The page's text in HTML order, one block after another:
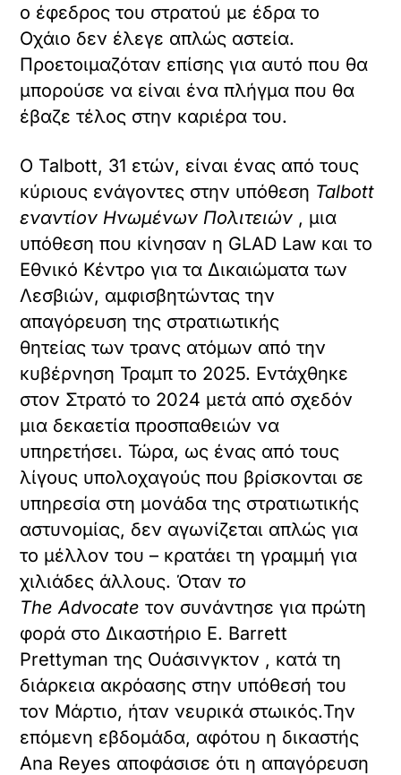
ο έφεδρος του στρατού με έδρα το
Οχάιο δεν έλεγε απλώς αστεία.
Προετοιμαζόταν επίσης για αυτό που θα
μπορούσε να είναι ένα πλήγμα που θα
έβαζε τέλος στην καριέρα του.
Ο Talbott, 31 ετών, είναι ένας από τους
κύριους ενάγοντες στην υπόθεση Talbott
εναντίον Ηνωμένων Πολιτειών , μια
υπόθεση που κίνησαν η GLAD Law και το
Εθνικό Κέντρο για τα Δικαιώματα των
Λεσβιών, αμφισβητώντας την
απαγόρευση της στρατιωτικής
θητείας των τρανς ατόμων από την
κυβέρνηση Τραμπ το 2025. Εντάχθηκε
στον Στρατό το 2024 μετά από σχεδόν
μια δεκαετία προσπαθειών να
υπηρετήσει. Τώρα, ως ένας από τους
λίγους υπολοχαγούς που βρίσκονται σε
υπηρεσία στη μονάδα της στρατιωτικής
αστυνομίας, δεν αγωνίζεται απλώς για
το μέλλον του – κρατάει τη γραμμή για
χιλιάδες άλλους. Όταν το
The Advocate τον συνάντησε για πρώτη
φορά στο Δικαστήριο E. Barrett
Prettyman της Ουάσινγκτον , κατά τη
διάρκεια ακρόασης στην υπόθεσή του
τον Μάρτιο, ήταν νευρικά στωικός.Την
επόμενη εβδομάδα, αφότου η δικαστής
Ana Reyes αποφάσισε ότι η απαγόρευση